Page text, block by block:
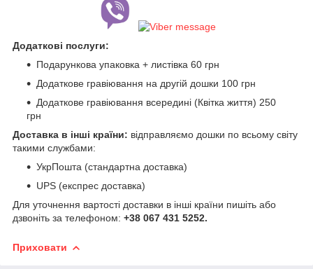
Додаткові послуги:
Подарункова упаковка + листівка 60 грн
Додаткове гравіювання на другій дошки 100 грн
Додаткове гравіювання всередині (Квітка життя) 250
грн
Доставка в інші країни: відправляємо дошки по всьому світу
такими службами:
УкрПошта (стандартна доставка)
UPS (експрес доставка)
Для уточнення вартості доставки в інші країни пишіть або
дзвоніть за телефоном: +38 067 431 5252.
Приховати